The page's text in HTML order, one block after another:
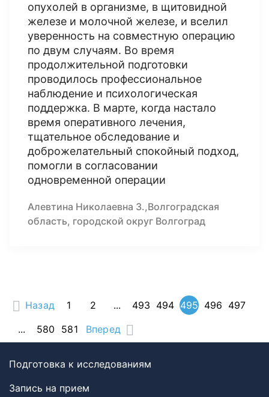
опухолей в организме, в щитовидной
железе и молочной железе, и вселил
уверенность на совместную операцию
по двум случаям. Во время
продолжительной подготовки
проводилось профессиональное
наблюдение и психологическая
поддержка. В марте, когда настало
время оперативного лечения,
тщательное обследование и
доброжелательный спокойный подход,
помогли в согласовании
одновременной операции
Алевтина Николаевна З.,Волгоградская
область, городской округ Волгоград
Назад 1 2 ... 493 494 495 496 497
...
580 581 Вперед
Подготовка к исследованиям
Запись на прием